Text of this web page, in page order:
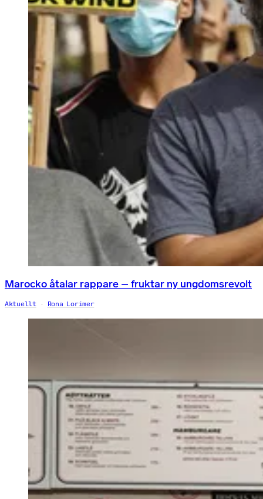
Marocko åtalar rappare – fruktar ny ungdomsrevolt
Aktuellt Rona Lorimer